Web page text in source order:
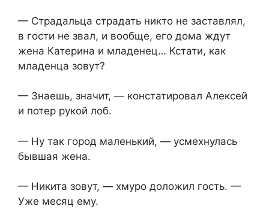
— Страдальца страдать никто не заставлял,
в гости не звал, и вообще, его дома ждут
жена Катерина и младенец… Кстати, как
младенца зовут?
— Знаешь, значит, — констатировал Алексей
и потер рукой лоб.
— Ну так город маленький, — усмехнулась
бывшая жена.
— Никита зовут, — хмуро доложил гость. —
Уже месяц ему.